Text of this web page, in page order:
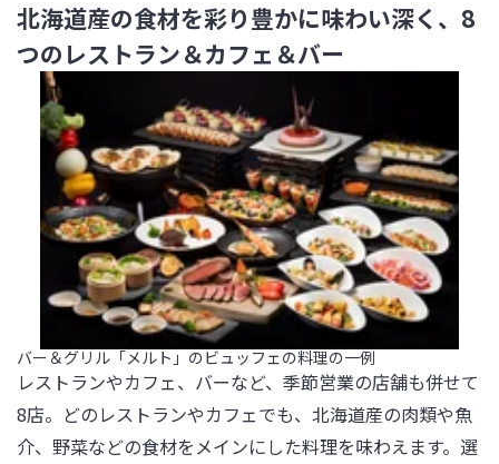
北海道産の食材を彩り豊かに味わい深く、8
つのレストラン＆カフェ＆バー
バー＆グリル「メルト」のビュッフェの料理の一例
レストランやカフェ、バーなど、季節営業の店舗も併せて
8店。どのレストランやカフェでも、北海道産の肉類や魚
介、野菜などの食材をメインにした料理を味わえます。選